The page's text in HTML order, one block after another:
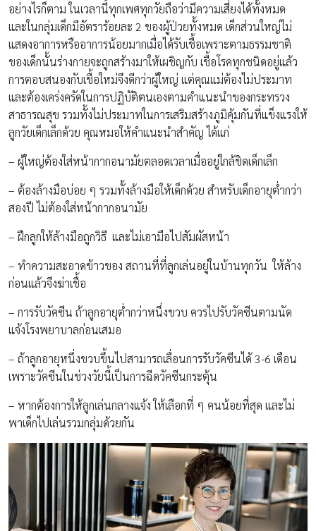
อย่างไรก็ตาม ในเวลานี้ทุกเพศทุกวัยถือว่ามีความเสี่ยงได้ทั้งหมด
และในกลุ่มเด็กมีอัตราร้อยละ 2 ของผู้ป่วยทั้งหมด เด็กส่วนใหญ่ไม่
แสดงอาการหรืออาการน้อยมากเมื่อได้รับเชื้อเพราะตามธรรมชาติ
ของเด็กนั้นร่างกายจะถูกสร้างมาให้เผชิญกับ เชื้อโรคทุกชนิดอยู่แล้ว
การตอบสนองกับเชื้อใหม่จึงดีกว่าผู้ใหญ่ แต่คุณแม่ต้องไม่ประมาท
และต้องเคร่งครัดในการปฏิบัติตนเองตามคำแนะนำของกระทรวง
สาธารณสุข รวมทั้งไม่ประมาทในการเสริมสร้างภูมิคุ้มกันที่แข็งแรงให้
ลูกวัยเด็กเล็กด้วย คุณหมอให้คำแนะนำสำคัญ ได้แก่
– ผู้ใหญ่ต้องใส่หน้ากากอนามัยตลอดเวลาเมื่ออยู่ใกล้ชิดเด็กเล็ก
– ต้องล้างมือบ่อย ๆ รวมทั้งล้างมือให้เด็กด้วย สำหรับเด็กอายุต่ำกว่า
สองปี ไม่ต้องใส่หน้ากากอนามัย
– ฝึกลูกให้ล้างมือถูกวิธี และไม่เอามือไปสัมผัสหน้า
– ทำความสะอาดข้าวของ สถานที่ที่ลูกเล่นอยู่ในบ้านทุกวัน ให้ล้าง
ก่อนแล้วจึงฆ่าเชื้อ
– การรับวัคซีน ถ้าลูกอายุต่ำกว่าหนึ่งขวบ ควรไปรับวัคซีนตามนัด
แจ้งโรงพยาบาลก่อนเสมอ
– ถ้าลูกอายุหนึ่งขวบขึ้นไปสามารถเลื่อนการรับวัคซีนได้ 3-6 เดือน
เพราะวัคซีนในช่วงวัยนี้เป็นการฉีดวัคซีนกระตุ้น
– หากต้องการให้ลูกเล่นกลางแจ้ง ให้เลือกที่ ๆ คนน้อยที่สุด และไม่
พาเด็กไปเล่นรวมกลุ่มด้วยกัน